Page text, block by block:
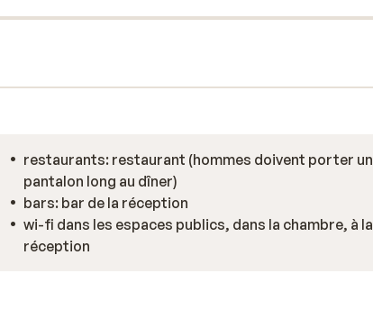
restaurants: restaurant (hommes doivent porter un
pantalon long au dîner)
bars: bar de la réception
wi-fi dans les espaces publics, dans la chambre, à la
réception